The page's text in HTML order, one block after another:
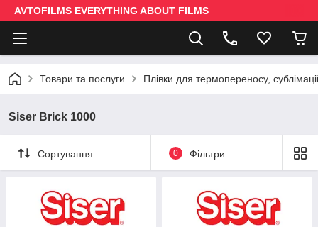
AVTOFILMS EVERYTHING ABOUT FILMS
Товари та послуги Плівки для термопереносу,
Siser Brick 1000
Сортування 0 Фільтри